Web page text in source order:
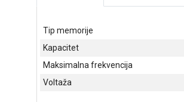
Tip memorije
Kapacitet
Maksimalna frekvencija
Voltaža